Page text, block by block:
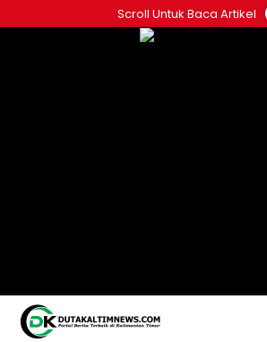
to
Scroll Untuk Baca Artikel